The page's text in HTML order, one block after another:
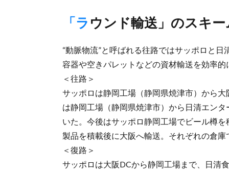
「ラウンド輸送」のスキ
“動脈物流”と呼ばれる往路ではサッポロと
容器や空きパレットなどの資材輸送を効率
＜往路＞
サッポロは静岡工場（静岡県焼津市）から
は静岡工場（静岡県焼津市）から日清エン
いた。今後はサッポロ静岡工場でビール樽
製品を積載後に大阪へ輸送。それぞれの倉庫
＜復路＞
サッポロは大阪DCから静岡工場まで、日清